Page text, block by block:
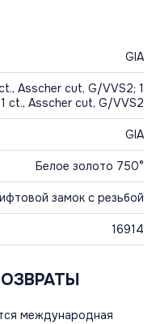
GIA
Asscher cut, G/VVS2; 1
ct., Asscher cut, G/VVS2
GIA
Белое золото 750°
замок с резьбой
16914
международная